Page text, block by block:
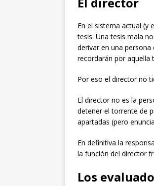
En el sistema actual (y
tesis. Una tesis mala
derivar en una
recordarán por aquella
Por eso el director no
El director no es la
detener el torrente de
apartadas (pero
En definitiva la
la función del director
Los